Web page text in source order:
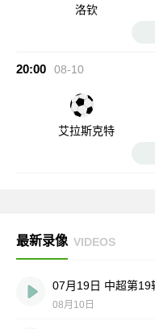
洛钦
20:00 08-10
艾拉斯克特
最新录像 VIDEOS
07月19日 中超第19
08月10日